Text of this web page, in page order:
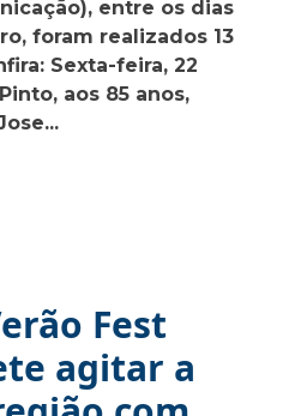
sepultamento
entre os dias
foram realizados 13
Sexta-feira, 22
aos 85 anos,
Fest
agitar a